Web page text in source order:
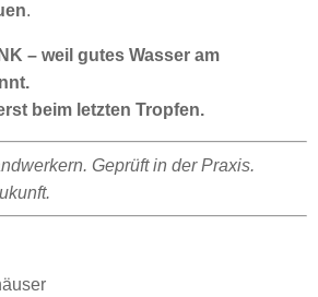
.
– weil gutes Wasser am
beim letzten Tropfen.
Geprüft in der Praxis.